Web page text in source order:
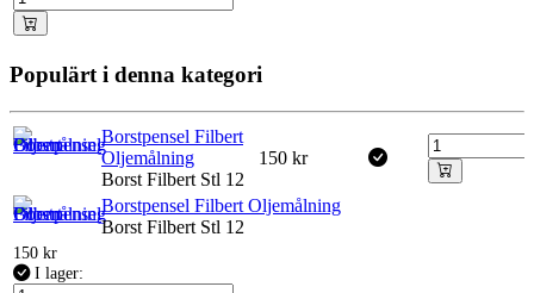
Populärt i denna kategori
Borstpensel Filbert
Oljemålning
Borst Filbert Stl 12
150 kr
Borstpensel Filbert Oljemålning
Borst Filbert Stl 12
150 kr
I lager: